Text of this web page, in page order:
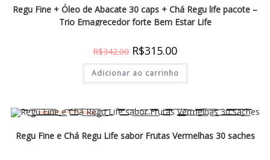
Regu Fine + Óleo de Abacate 30 caps + Chá Regu life pacote –
Trio Emagrecedor forte Bem Estar Life
R$342.00 R$315.00
Adicionar ao carrinho
Regu Fine e Chá Regu Life sabor Frutas Vermelhas 30 saches